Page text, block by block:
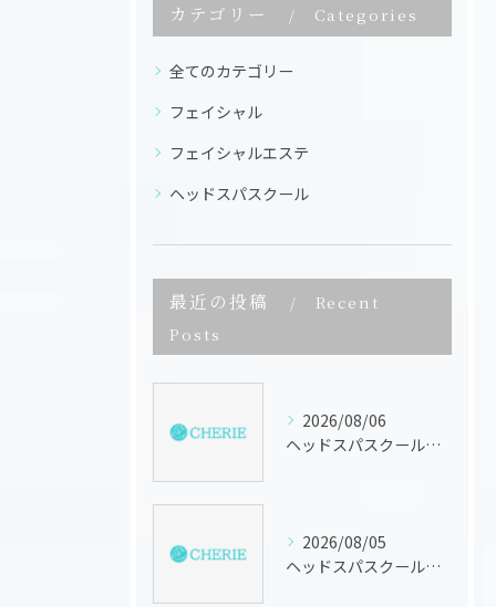
カテゴリー Categories
全てのカテゴリー
フェイシャル
フェイシャルエステ
ヘッドスパスクール
最近の投稿
Recent
Posts
2026/08/06
ヘッドスパスクールで学ぶ三重県のドライヘッドスパ資格と技術習得ガイド
2026/08/05
ヘッドスパスクールで三重県のドライヘッドスパ技術と資格を実践的に学ぶための徹底ガイド